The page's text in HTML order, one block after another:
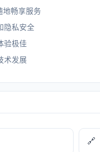
地畅享服务
隐私安全
验极佳
术发展
🔗